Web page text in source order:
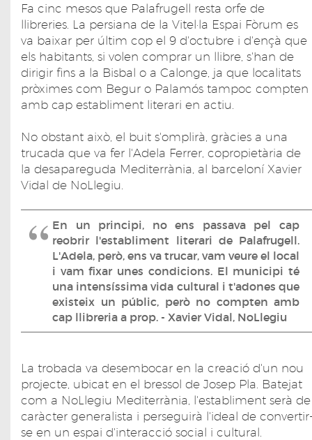
Fa cinc mesos que Palafrugell resta orfe de
llibreries. La persiana de la Vitel·la Espai Fòrum es
va baixar per últim cop el 9 d'octubre i d'ençà que
els habitants, si volen comprar un llibre, s'han de
dirigir fins a la Bisbal o a Calonge, ja que localitats
pròximes com Begur o Palamós tampoc compten
amb cap establiment literari en actiu.
No obstant això, el buit s'omplirà, gràcies a una
trucada que va fer l'Adela Ferrer, copropietària de
la desapareguda Mediterrània, al barceloní Xavier
Vidal de NoLlegiu.
En un principi, no ens passava pel cap
reobrir l'establiment literari de Palafrugell.
L'Adela, però, ens va trucar, vam veure el local
i vam fixar unes condicions. El municipi té
una intensíssima vida cultural i t'adones que
existeix un públic, però no compten amb
cap llibreria a prop. - Xavier Vidal, NoLlegiu
La trobada va desembocar en la creació d'un nou
projecte, ubicat en el bressol de Josep Pla. Batejat
com a NoLlegiu Mediterrània, l'establiment serà de
caràcter generalista i perseguirà l'ideal de
se en un espai d'interacció social i cultural.